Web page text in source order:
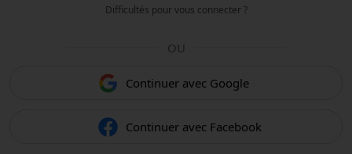
Difficultés pour vous connecter ?
OU
Continuer avec Google
Continuer avec Facebook